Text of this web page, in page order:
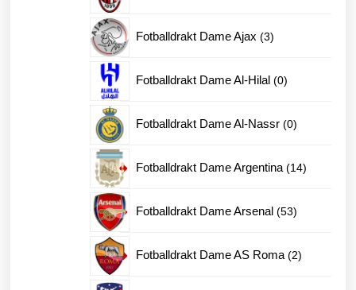
Fotballdrakt Dame Ajax 33
Fotballdrakt Dame Al-Hilal 00
Fotballdrakt Dame Al-Nassr 00
Fotballdrakt Dame Argentina 1414
Fotballdrakt Dame Arsenal 5353
Fotballdrakt Dame AS Roma 22